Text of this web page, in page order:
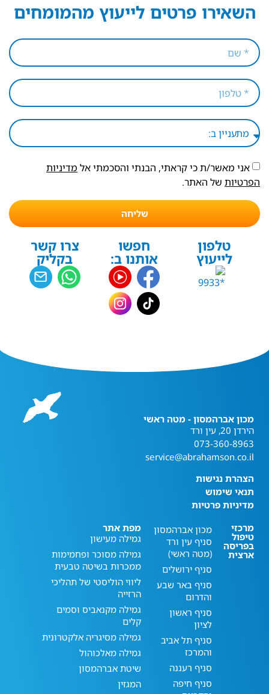
השאירו פרטים לייעוץ מהמומחים
אני מאשר/ת כי קראתי, הבנתי והסכמתי אל מדיניות
הפרטיות של האתר.
שליחה
טלפון
לייעוץ
חפשו
אותנו ב:
צרו קשר
בקליק
מכון אברהמסון - מטה ראשי
הירדן 20, עין ורד
073-360-8963
service@abrahamson.co.il
הצהרת נגישות
תנאי שימוש
מדיניות פרטיות
מרכזי
טיפול
בפריסה
ארצית
מכון אברהמסון
סניף עין ורד
(מטה ראשי)
סניף ירושלים
סניף באר שבע
והדרום
סניף ראשון
לציון
סניף תל אביב
והמרכז
סניף רעננה
סניף חיפה
מפת אתר
גמילה מעישון
גמילה מסוכר ופחמימות
ממכרות בשיטה טבעית
ליווי הוליסטי של תהליכי
הרזייה
גמילה מקנאביס וסמים
קלים
גמילה מסיגריה אלקטרונית
גמילה מאלכוהול
שיטת אברהמסון
המגזין